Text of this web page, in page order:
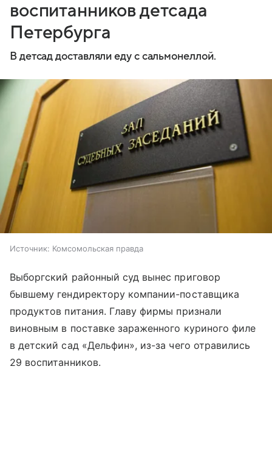
воспитанников детсада
Петербурга
В детсад доставляли еду с сальмонеллой.
Источник: Комсомольская правда
Выборгский районный суд вынес приговор
бывшему гендиректору компании-поставщика
продуктов питания. Главу фирмы признали
виновным в поставке зараженного куриного филе
в детский сад «Дельфин», из-за чего отравились
29 воспитанников.